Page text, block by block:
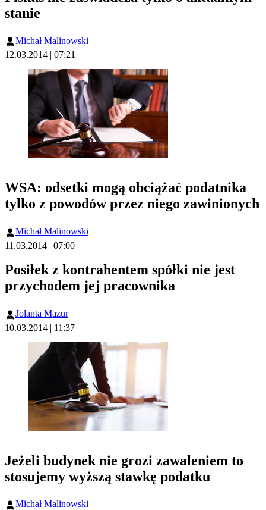
stanie
Michał Malinowski
12.03.2014 | 07:21
WSA: odsetki mogą obciążać podatnika
tylko z powodów przez niego zawinionych
Michał Malinowski
11.03.2014 | 07:00
Posiłek z kontrahentem spółki nie jest
przychodem jej pracownika
Jolanta Mazur
10.03.2014 | 11:37
Jeżeli budynek nie grozi zawaleniem to
stosujemy wyższą stawkę podatku
Michał Malinowski